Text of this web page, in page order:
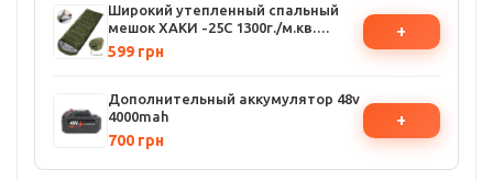
Широкий утепленный спальный
мешок ХАКИ -25C 1300г./м.кв.
Спальник на холофайбере,
водонепроницаемый
599 грн
+
Дополнительный аккумулятор 48v
4000mah
700 грн
+